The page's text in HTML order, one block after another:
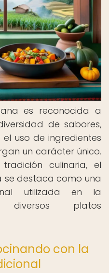
es reconocida a
de sabores,
uso de ingredientes
un carácter único.
culinaria, el
destaca como una
utilizada en la
platos
con la